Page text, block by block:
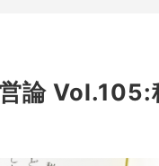
論 Vol.105: